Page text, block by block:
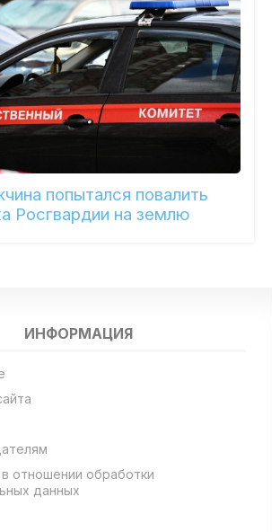
попытался повалить
Росгвардии на землю
ИНФОРМАЦИЯ
отношении обработки
данных